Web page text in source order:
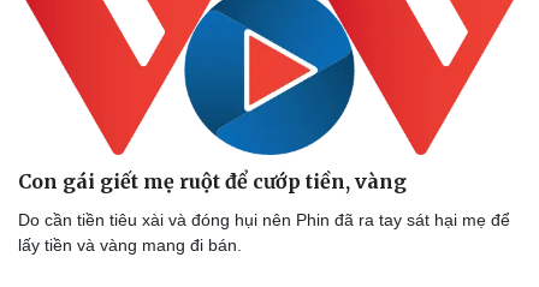
Con gái giết mẹ ruột để cướp tiền, vàng
Do cần tiền tiêu xài và đóng hụi nên Phin đã ra tay sát hại mẹ để
lấy tiền và vàng mang đi bán.